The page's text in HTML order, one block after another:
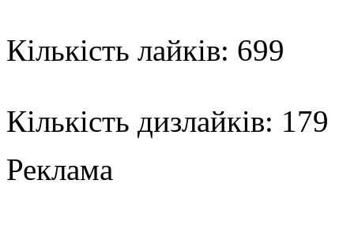
Кількість лайків: 699
Кількість дизлайків: 179
Реклама